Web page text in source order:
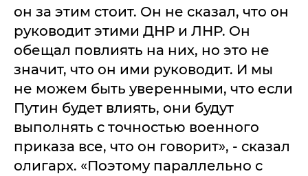
он за этим стоит. Он не сказал, что он
руководит этими ДНР и ЛНР. Он
обещал повлиять на них, но это не
значит, что он ими руководит. И мы
не можем быть уверенными, что если
Путин будет влиять, они будут
выполнять с точностью военного
приказа все, что он говорит», - сказал
олигарх. «Поэтому параллельно с